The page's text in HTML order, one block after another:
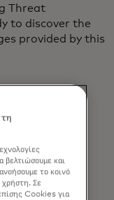
Threat
to discover the
provided by this
τη
και
το κοινό
χρήστη. Σε
Cookies για